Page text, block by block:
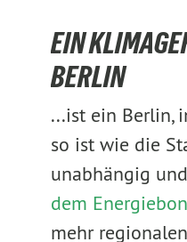
EIN
BERLIN
...ist ein Berlin,
so ist wie die
unabhängig
dem
mehr